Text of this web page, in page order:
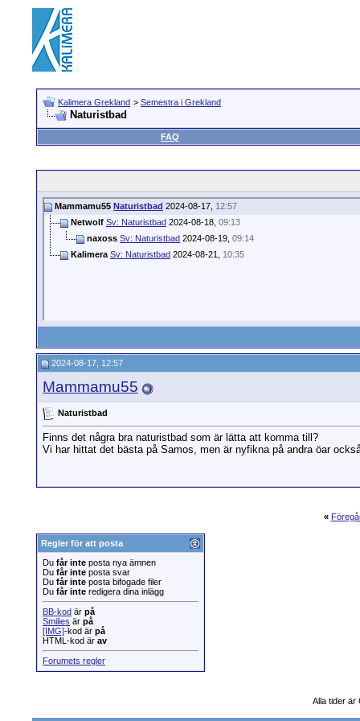
Kalimera Grekland > Semestra i Grekland
Naturistbad
FAQ
Mammamu55 Naturistbad 2024-08-17, 12:57
Netwolf Sv: Naturistbad 2024-08-18, 09:13
naxoss Sv: Naturistbad 2024-08-19, 09:14
Kalimera Sv: Naturistbad 2024-08-21, 10:35
2024-08-17, 12:57
Mammamu55
Naturistbad
Finns det några bra naturistbad som är lätta att komma till?
Vi har hittat det bästa på Samos, men är nyfikna på andra öar
«
Regler för att posta
Du får inte posta nya ämnen
Du får inte posta svar
Du får inte posta bifogade filer
Du får inte redigera dina inlägg
BB-kod är på
Smilies är på
[IMG]-kod är på
HTML-kod är av
Forumets regler
Alla tider är